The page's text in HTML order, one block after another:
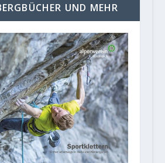
UND MEHR